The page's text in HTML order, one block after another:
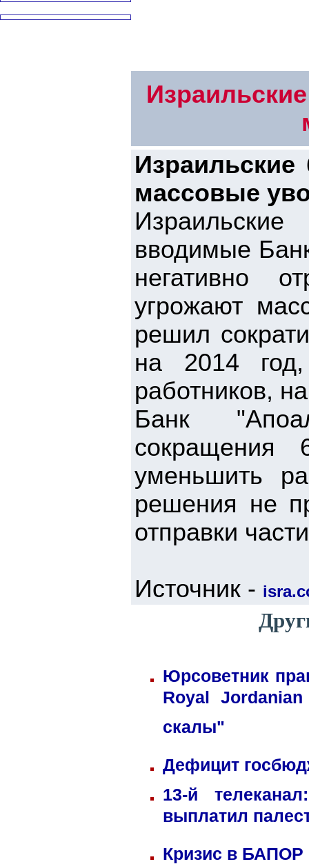
массовые
вводимые
негативно
угрожают
решил
на 2014
работников,
Банк
сокращения
уменьшить
решения не
отправки
Источник -
Юрсоветник
Royal
скалы"
Дефицит
13-й
выплатил
Кризис в БАПОР